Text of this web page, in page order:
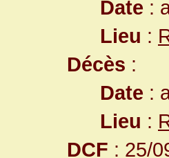
Date :
Lieu :
Décès :
Date :
Lieu :
DCF : 25/